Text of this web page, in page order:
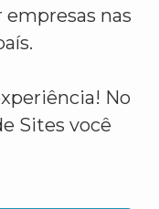
nas
No
Sites você